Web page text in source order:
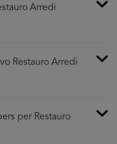
Arredi
Restauro Arredi
per Restauro